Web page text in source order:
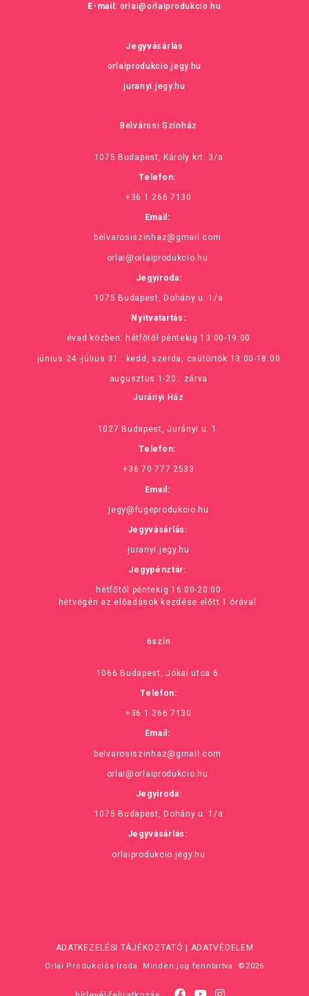
E-mail: orlai@orlaiprodukcio.hu
Jegyvásárlás
orlaiprodukcio.jegy.hu
juranyi.jegy.hu
Belvárosi Színház
1075 Budapest, Károly krt. 3/a
Telefon:
+36 1 266 7130
Email:
belvarosiszinhaz@gmail.com
orlai@orlaiprodukcio.hu
Jegyiroda:
1075 Budapest, Dohány u. 1/a
Nyitvatartás:
évad közben: hétfőtől péntekig 13:00-19:00
június 24.-július 31.: kedd, szerda, csütörtök 13:00-18:00
augusztus 1-20.: zárva
Jurányi Ház
1027 Budapest, Jurányi u. 1.
Telefon:
+36 70 777 2533
Email:
jegy@fugeprodukcio.hu
Jegyvásárlás:
juranyi.jegy.hu
Jegypénztár:
hétfőtől péntekig 16:00-20:00
hétvégén az előadások kezdése előtt 1 órával
6szín
1066 Budapest, Jókai utca 6.
Telefon:
+36 1 266 7130
Email:
belvarosiszinhaz@gmail.com
orlai@orlaiprodukcio.hu
Jegyiroda:
1075 Budapest, Dohány u. 1/a
Jegyvásárlás:
orlaiprodukcio.jegy.hu
ADATKEZELÉSI TÁJÉKOZTATÓ | ADATVÉDELEM
Orlai Produkciós Iroda. Minden jog fenntartva. ©2026